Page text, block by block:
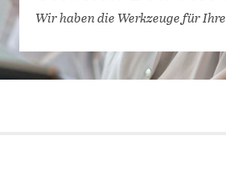
FÜR SIE
DATENBANKEN (DBIS)
DIGITALE SAMMLUNGEN
Wir haben die Werkzeuge für